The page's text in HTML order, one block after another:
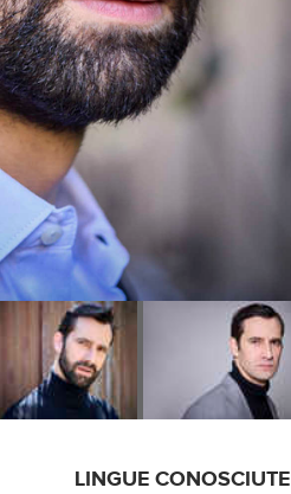
LINGUE CONOSCIUTE